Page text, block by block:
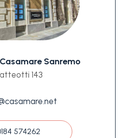
Sanremo
143
574262